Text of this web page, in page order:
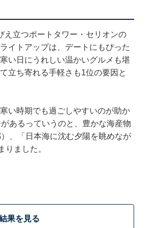
え立つポートタワー・セリオンの
イトアップは、デートにもぴった
い日にうれしい温かいグルメも堪
立ち寄れる手軽さも1位の要因と
い時期でも過ごしやすいのが助か
あるっていうのと、豊かな海産物
、「日本海に沈む夕陽を眺めなが
ました。
果を見る